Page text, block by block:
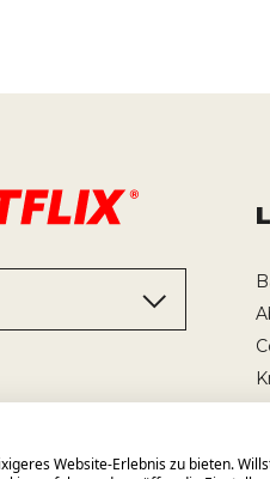
Website-Erlebnis zu bieten.